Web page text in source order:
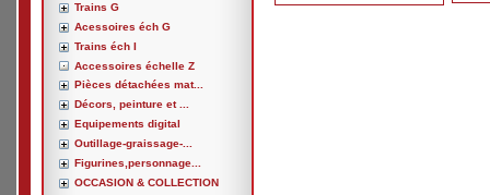
Trains G
Acessoires éch G
Trains éch I
Accessoires échelle Z
Pièces détachées mat...
Décors, peinture et ...
Equipements digital
Outillage-graissage-...
Figurines,personnage...
OCCASION & COLLECTION